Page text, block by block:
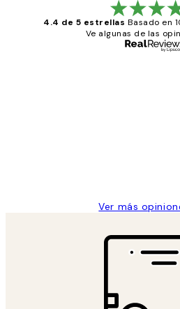
4.4 de 5 estrellas Basado en
Ve algunas de las
Ver más